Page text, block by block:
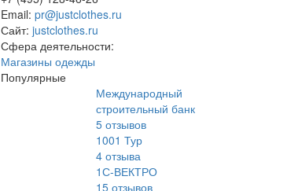
Email: pr@justclothes.ru
Сайт: justclothes.ru
Сфера деятельности:
Магазины одежды
Популярные
Международный
строительный банк
5 отзывов
1001 Тур
4 отзыва
1С-ВЕКТРО
15 отзывов